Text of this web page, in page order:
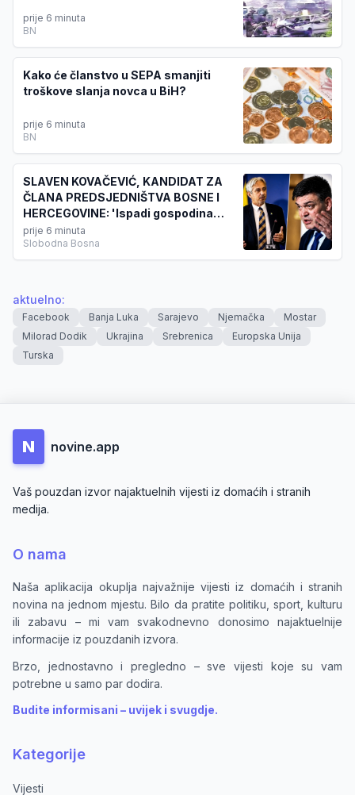
prije 6 minuta
BN
Kako će članstvo u SEPA smanjiti
troškove slanja novca u BiH?
prije 6 minuta
BN
SLAVEN KOVAČEVIĆ, KANDIDAT ZA
ČLANA PREDSJEDNIŠTVA BOSNE I
HERCEGOVINE: 'Ispadi gospodina
Cvitanovića poprimaju razmjere koje
graniče sa svakom elementarnom
pristojnošću...'
prije 6 minuta
Slobodna Bosna
aktuelno:
Facebook Banja Luka Sarajevo Njemačka
Mostar
Milorad Dodik
Ukrajina Srebrenica
Europska Unija
Turska
N novine.app
Vaš pouzdan izvor najaktuelnih vijesti iz domaćih i stranih
medija.
O nama
Naša aplikacija okuplja najvažnije vijesti iz domaćih i stranih
novina na jednom mjestu. Bilo da pratite politiku, sport, kulturu
ili zabavu – mi vam svakodnevno donosimo najaktuelnije
informacije iz pouzdanih izvora.
Brzo, jednostavno i pregledno – sve vijesti koje su vam
potrebne u samo par dodira.
Budite informisani – uvijek i svugdje.
Kategorije
Vijesti